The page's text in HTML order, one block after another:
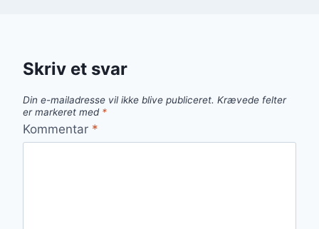
Skriv et svar
Din e-mailadresse vil ikke blive publiceret. Krævede felter
er markeret med *
Kommentar *